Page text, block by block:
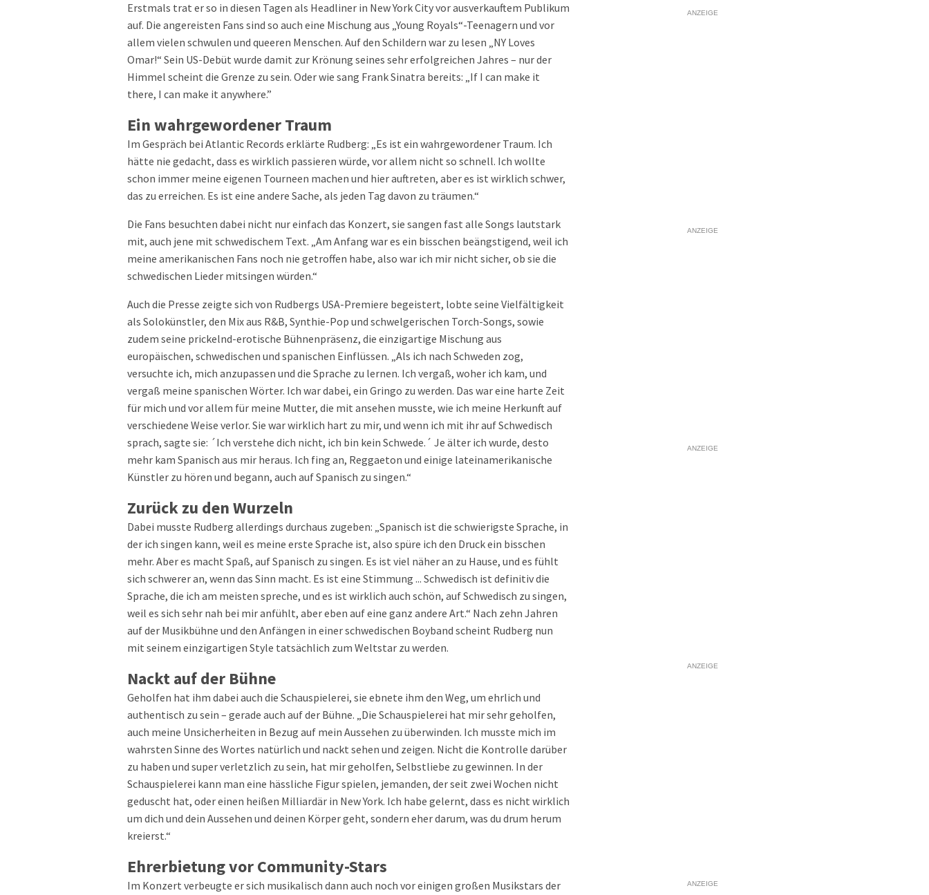
Erstmals trat er so in diesen Tagen als Headliner in New York City vor ausverkauftem Publikum
auf. Die angereisten Fans sind so auch eine Mischung aus „Young Royals“-Teenagern und vor
allem vielen schwulen und queeren Menschen. Auf den Schildern war zu lesen „NY Loves
Omar!“ Sein US-Debüt wurde damit zur Krönung seines sehr erfolgreichen Jahres – nur der
Himmel scheint die Grenze zu sein. Oder wie sang Frank Sinatra bereits: „If I can make it
there, I can make it anywhere.”
Ein wahrgewordener Traum
Im Gespräch bei Atlantic Records erklärte Rudberg: „Es ist ein wahrgewordener Traum. Ich
hätte nie gedacht, dass es wirklich passieren würde, vor allem nicht so schnell. Ich wollte
schon immer meine eigenen Tourneen machen und hier auftreten, aber es ist wirklich schwer,
das zu erreichen. Es ist eine andere Sache, als jeden Tag davon zu träumen.“
Die Fans besuchten dabei nicht nur einfach das Konzert, sie sangen fast alle Songs lautstark
mit, auch jene mit schwedischem Text. „Am Anfang war es ein bisschen beängstigend, weil ich
meine amerikanischen Fans noch nie getroffen habe, also war ich mir nicht sicher, ob sie die
schwedischen Lieder mitsingen würden.“
Auch die Presse zeigte sich von Rudbergs USA-Premiere begeistert, lobte seine Vielfältigkeit
als Solokünstler, den Mix aus R&B, Synthie-Pop und schwelgerischen Torch-Songs, sowie
zudem seine prickelnd-erotische Bühnenpräsenz, die einzigartige Mischung aus
europäischen, schwedischen und spanischen Einflüssen. „Als ich nach Schweden zog,
versuchte ich, mich anzupassen und die Sprache zu lernen. Ich vergaß, woher ich kam, und
vergaß meine spanischen Wörter. Ich war dabei, ein Gringo zu werden. Das war eine harte Zeit
für mich und vor allem für meine Mutter, die mit ansehen musste, wie ich meine Herkunft auf
verschiedene Weise verlor. Sie war wirklich hart zu mir, und wenn ich mit ihr auf Schwedisch
sprach, sagte sie: ´Ich verstehe dich nicht, ich bin kein Schwede.´ Je älter ich wurde, desto
mehr kam Spanisch aus mir heraus. Ich fing an, Reggaeton und einige lateinamerikanische
Künstler zu hören und begann, auch auf Spanisch zu singen.“
Zurück zu den Wurzeln
Dabei musste Rudberg allerdings durchaus zugeben: „Spanisch ist die schwierigste Sprache, in
der ich singen kann, weil es meine erste Sprache ist, also spüre ich den Druck ein bisschen
mehr. Aber es macht Spaß, auf Spanisch zu singen. Es ist viel näher an zu Hause, und es fühlt
sich schwerer an, wenn das Sinn macht. Es ist eine Stimmung ... Schwedisch ist definitiv die
Sprache, die ich am meisten spreche, und es ist wirklich auch schön, auf Schwedisch zu singen,
weil es sich sehr nah bei mir anfühlt, aber eben auf eine ganz andere Art.“ Nach zehn Jahren
auf der Musikbühne und den Anfängen in einer schwedischen Boyband scheint Rudberg nun
mit seinem einzigartigen Style tatsächlich zum Weltstar zu werden.
Nackt auf der Bühne
Geholfen hat ihm dabei auch die Schauspielerei, sie ebnete ihm den Weg, um ehrlich und
authentisch zu sein – gerade auch auf der Bühne. „Die Schauspielerei hat mir sehr geholfen,
auch meine Unsicherheiten in Bezug auf mein Aussehen zu überwinden. Ich musste mich im
wahrsten Sinne des Wortes natürlich und nackt sehen und zeigen. Nicht die Kontrolle darüber
zu haben und super verletzlich zu sein, hat mir geholfen, Selbstliebe zu gewinnen. In der
Schauspielerei kann man eine hässliche Figur spielen, jemanden, der seit zwei Wochen nicht
geduscht hat, oder einen heißen Milliardär in New York. Ich habe gelernt, dass es nicht wirklich
um dich und dein Aussehen und deinen Körper geht, sondern eher darum, was du drum herum
kreierst.“
Ehrerbietung vor Community-Stars
Im Konzert verbeugte er sich musikalisch dann auch noch vor einigen großen Musikstars der
ANZEIGE
ANZEIGE
ANZEIGE
ANZEIGE
ANZEIGE